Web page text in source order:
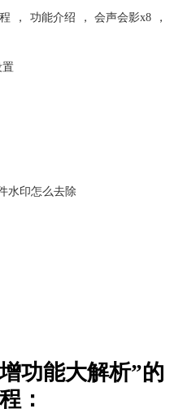
过转换标题，可以访问各种覆叠
。
II 具备 10 种外挂程序，
强和调整颜色等。TitlerEX 可以
可以储存和重新编辑自定义的滤
之力即可避免重复选取。
言中标题的创建，方便习惯使
率的视频相机，基于 MP4-
， 功能介绍 ， 会声会影x8
，
置
水印怎么去除
功能大解析”的
：